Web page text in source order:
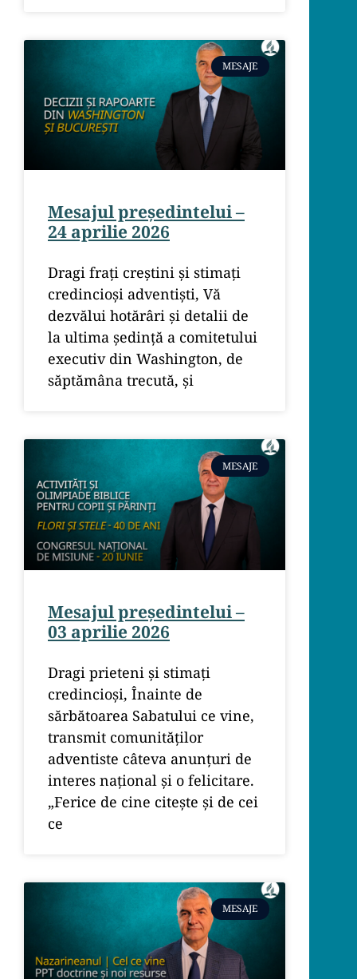
MESAJE
Mesajul președintelui –
24 aprilie 2026
Dragi frați creștini și stimați
credincioși adventiști, Vă
dezvălui hotărâri și detalii de
la ultima ședință a comitetului
executiv din Washington, de
săptămâna trecută, și
MESAJE
Mesajul președintelui –
03 aprilie 2026
Dragi prieteni și stimați
credincioși, Înainte de
sărbătoarea Sabatului ce vine,
transmit comunităților
adventiste câteva anunțuri de
interes național și o felicitare.
„Ferice de cine citește și de cei
ce
MESAJE